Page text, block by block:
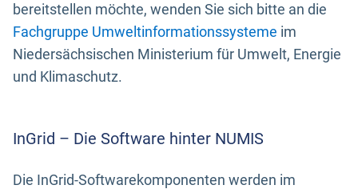
bereitstellen möchte, wenden Sie sich bitte an die
Fachgruppe Umweltinformationssysteme im
Niedersächsischen Ministerium für Umwelt, Energie
und Klimaschutz.
InGrid – Die Software hinter NUMIS
Die InGrid-Softwarekomponenten werden im